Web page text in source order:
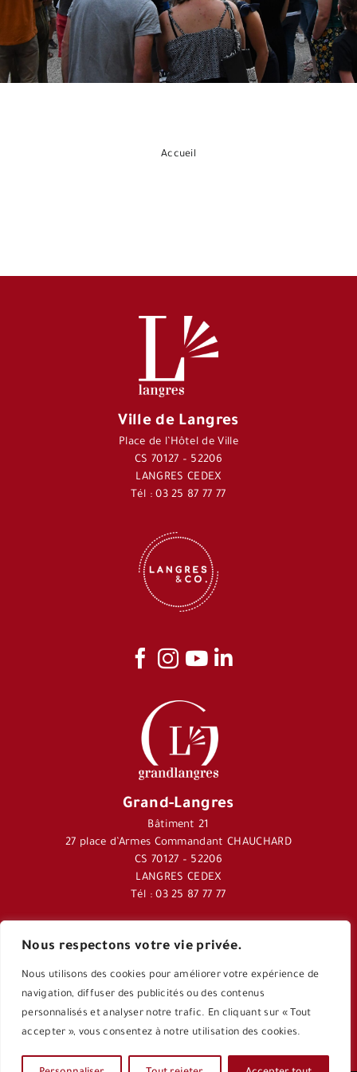
Nous respectons votre vie privée.
Nous utilisons des cookies pour améliorer votre expérience de
navigation, diffuser des publicités ou des contenus
personnalisés et analyser notre trafic. En cliquant sur « Tout
accepter », vous consentez à notre utilisation des cookies.
Espace citoyens
Accueil
Ville de Langres
Place de l’Hôtel de Ville
CS 70127 – 52206
LANGRES CEDEX
Tél : 03 25 87 77 77
Grand-Langres
Bâtiment 21
27 place d’Armes Commandant CHAUCHARD
CS 70127 – 52206
LANGRES CEDEX
Tél : 03 25 87 77 77
Journal Langres&Co
Application Langres&Co